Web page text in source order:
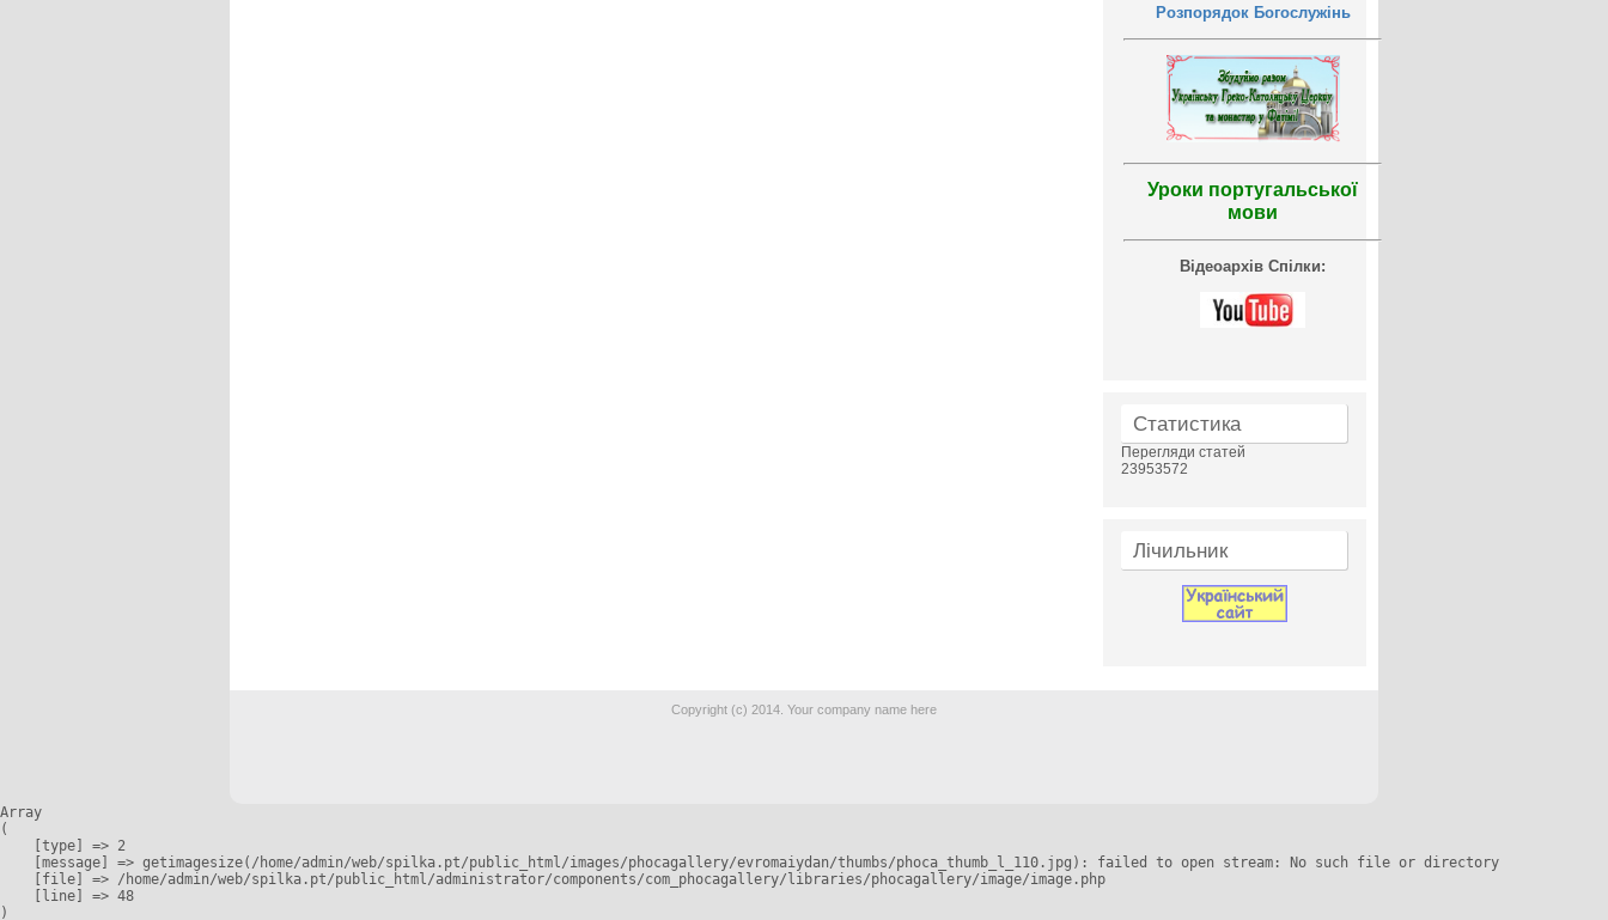
Розпорядок Богослужінь
Уроки португальської
мови
Відеоархів Спілки:
Статистика
Перегляди статей
23953572
Лічильник
Copyright (c) 2014. Your company name here
Array
(
    [type] => 2
    [message] => getimagesize(/home/admin/web/spilka.pt/public_html/images/phocagallery/evromaiydan/thumbs/phoca_thumb_l_110.jpg): failed to open stream: No such file or directory
    [file] => /home/admin/web/spilka.pt/public_html/administrator/components/com_phocagallery/libraries/phocagallery/image/image.php
    [line] => 48